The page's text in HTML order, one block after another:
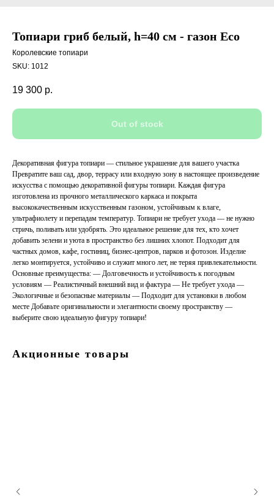
Топиари гриб белый, h=40 см - газон Eco
Королевские топиари
SKU: 1012
19 300 р.
Out of stock
Декоративная фигура топиари — стильное украшение для вашего участка
Превратите ваш сад, двор, террасу или входную зону в настоящее произведение
искусства с помощью декоративной фигуры топиари. Каждая фигура
изготовлена из прочного металлического каркаса и покрыта
высококачественным искусственным газоном, устойчивым к влаге,
ультрафиолету и перепадам температур. Топиари не требует ухода — не нужно
стричь, поливать или удобрять. Это идеальное решение для тех, кто хочет
добавить зелени и уюта в пространство без лишних хлопот. Подходит для
частных домов, кафе, гостиниц, бизнес-центров, парков и фотозон. Изделие
легко монтируется, устойчиво и служит много лет, не теряя привлекательности.
Основные преимущества: — Долговечность и устойчивость к погодным
условиям — Реалистичный внешний вид и фактура — Не требует ухода —
Экологичные и безопасные материалы — Подходит для установки в любом
месте Добавьте оригинальности и элегантности своему пространству —
выберите свою идеальную фигуру топиари!
Акционные товары